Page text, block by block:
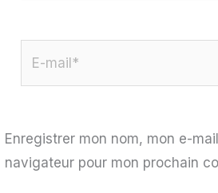
Enregistrer mon nom, mon e-
navigateur pour mon prochain